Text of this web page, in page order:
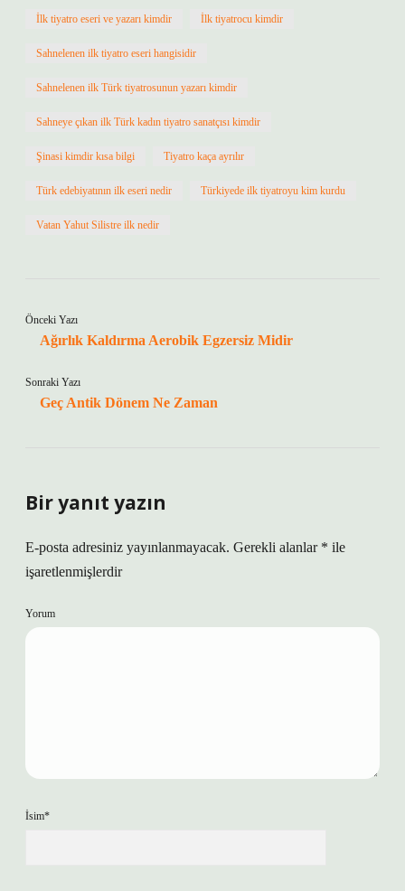
İlk tiyatro eseri ve yazarı kimdir İlk tiyatrocu kimdir
Sahnelenen ilk tiyatro eseri hangisidir
Sahnelenen ilk Türk tiyatrosunun yazarı kimdir
Sahneye çıkan ilk Türk kadın tiyatro sanatçısı kimdir
Şinasi kimdir kısa bilgi Tiyatro kaça ayrılır
Türk edebiyatının ilk eseri nedir Türkiyede ilk tiyatroyu kim kurdu
Vatan Yahut Silistre ilk nedir
Önceki Yazı
Ağırlık Kaldırma Aerobik Egzersiz Midir
Sonraki Yazı
Geç Antik Dönem Ne Zaman
Bir yanıt yazın
E-posta adresiniz yayınlanmayacak. Gerekli alanlar * ile
işaretlenmişlerdir
Yorum
İsim*